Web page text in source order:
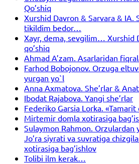
Qo’shiq
Xurshid Davron & Sarvara & IA.
tikildim bedor…
Xayr, dema, sevgilim… Xurshid
qo’shiq
Ahmad A’zam. Asarlaridan
Farhod Bobojonov. Orzuga
yurgan yo`l
Anna Axmatova. She’rlar &
Ibodat Rajabova. Yangi she’rlar
Federiko Garsia Lorka. «Tamarit
Mirtemir domla xotirasiga
Sulaymon Rahmon. Orzulardan
Jo’ra siyrati va suvratiga
xotirasiga bag’ishlov
Tolibi ilm kerak…